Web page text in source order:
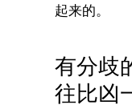
起来的。
有分歧
往比凶